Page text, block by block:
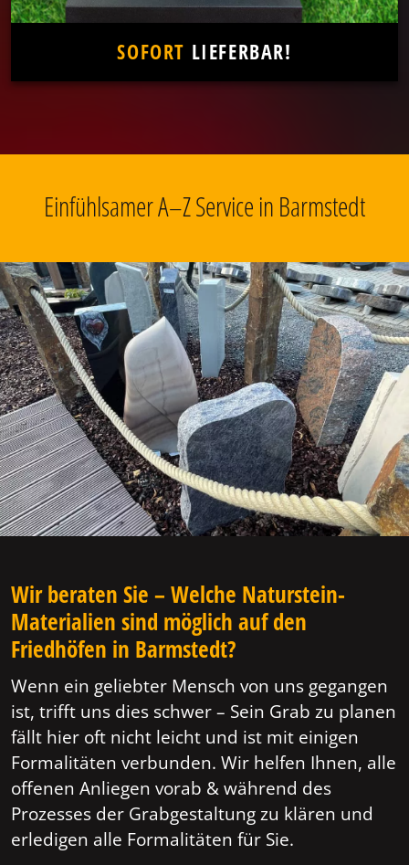
SOFORT LIEFERBAR!
Einfühlsamer A–Z Service in Barmstedt
Wir beraten Sie – Welche Naturstein-
Materialien sind möglich auf den
Friedhöfen in Barmstedt?
Wenn ein geliebter Mensch von uns gegangen
ist, trifft uns dies schwer – Sein Grab zu planen
fällt hier oft nicht leicht und ist mit einigen
Formalitäten verbunden. Wir helfen Ihnen, alle
offenen Anliegen vorab & während des
Prozesses der Grabgestaltung zu klären und
erledigen alle Formalitäten für Sie.